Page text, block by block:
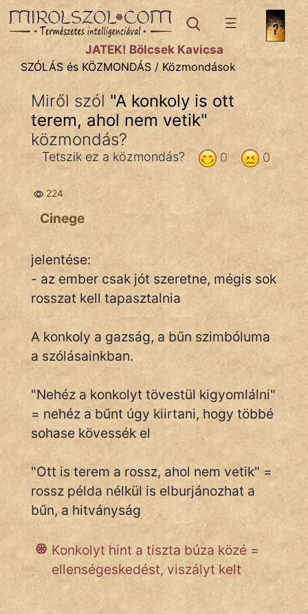
SZÓLÁS ÉS KÖZMONDÁStémák:
Bibliai
Közmondások
Rímelő
Szólások
Tréfás
IRODALOM
SZÓLÁS
KÖZMONDÁS
ZENE
FILM
ÉLETMÓD
JÁTÉK! Bölcsek Kavicsa
SZÓLÁS és KÖZMONDÁS / Közmondások
Miről szól "A konkoly is ott
terem, ahol nem vetik"
közmondás?
0
0
Tetszik ez a közmondás?
224
Cinege
jelentése:
- az ember csak jót szeretne, mégis sok
rosszat kell tapasztalnia
A konkoly a gazság, a bűn szimbóluma
a szólásainkban.
"Nehéz a konkolyt tövestül kigyomlálni"
= nehéz a bűnt úgy kiirtani, hogy többé
sohase kövessék el
"Ott is terem a rossz, ahol nem vetik" =
rossz példa nélkül is elburjánozhat a
bűn, a hitványság
Konkolyt hint a tiszta búza közé =
ellenségeskedést, viszályt kelt